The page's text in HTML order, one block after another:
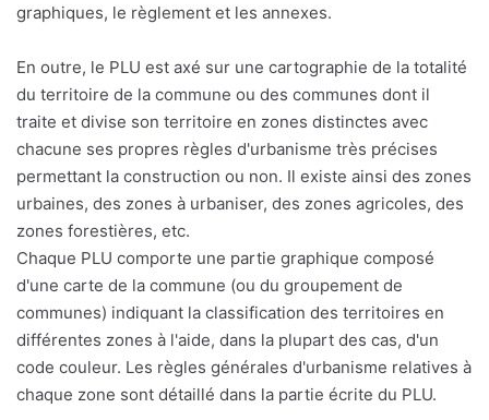
graphiques, le règlement et les annexes.
En outre, le PLU est axé sur une cartographie de la totalité
du territoire de la commune ou des communes dont il
traite et divise son territoire en zones distinctes avec
chacune ses propres règles d'urbanisme très précises
permettant la construction ou non. Il existe ainsi des zones
urbaines, des zones à urbaniser, des zones agricoles, des
zones forestières, etc.
Chaque PLU comporte une partie graphique composé
d'une carte de la commune (ou du groupement de
communes) indiquant la classification des territoires en
différentes zones à l'aide, dans la plupart des cas, d'un
code couleur. Les règles générales d'urbanisme relatives à
chaque zone sont détaillé dans la partie écrite du PLU.